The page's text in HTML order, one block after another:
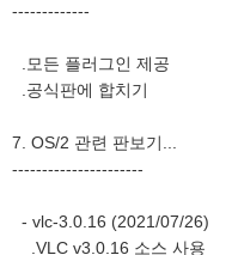
-------------
.모든 플러그인 제공
.공식판에 합치기
7. OS/2 관련 판보기...
----------------------
- vlc-3.0.16 (2021/07/26)
.VLC v3.0.16 소스 사용